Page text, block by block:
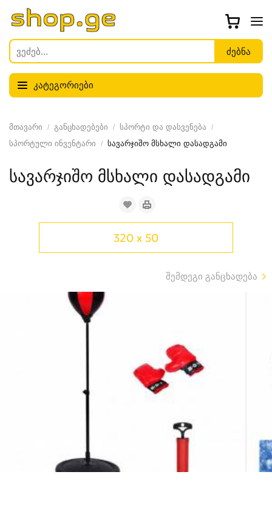
კატეგორიები
მთავარი განცხადებები
სპორტი და დასვენება
სპორტული ინვენტარი
სავარჯიშო მსხალი დასადგამი
სავარჯიშო მსხალი დასადგამი
320 x 50
შემდეგი განცხადება